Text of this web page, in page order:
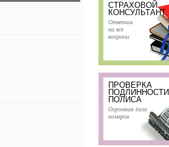
СТРАХОВОЙ
КОНСУЛЬТАНТ
Ответим
на все
вопросы
ПРОВЕРКА
ПОДЛИННОСТИ
ПОЛИСА
Огромная база
номеров